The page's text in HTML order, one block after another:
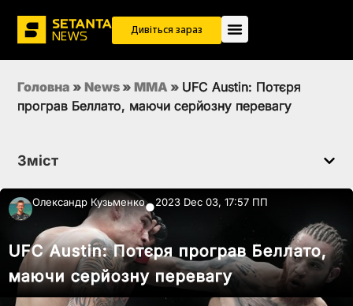
Дивіться зараз
Головна » News » MMA » UFC Austin: Потєря
програв Беллато, маючи серйозну перевагу
Зміст
Олександр Кузьменко●2023 Dec 03, 17:57 ПП
UFC Austin: Потєря програв Беллато,
маючи серйозну перевагу